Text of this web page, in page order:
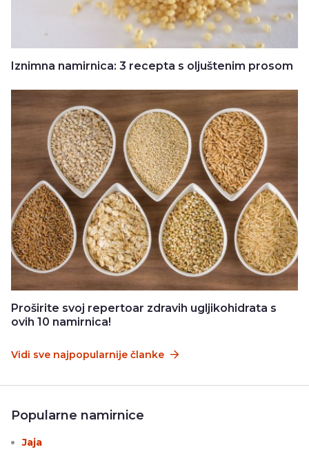
Iznimna namirnica: 3 recepta s oljuštenim prosom
Proširite svoj repertoar zdravih ugljikohidrata s
ovih 10 namirnica!
Vidi sve najpopularnije članke
Popularne namirnice
Jaja